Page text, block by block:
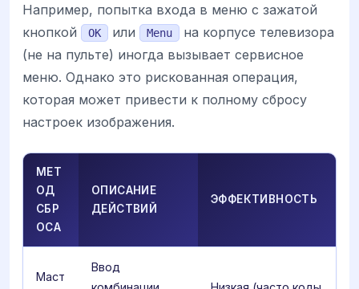
Например, попытка входа в меню с зажатой
кнопкой
OK или Menu
на корпусе телевизора
(не на пульте) иногда вызывает сервисное
меню. Однако это рискованная операция,
которая может привести к полному сбросу
настроек изображения.
МЕТ
ОД
СБР
ОСА
ОПИСАНИЕ
ДЕЙСТВИЙ
ЭФФЕКТИВНОСТЬ
Маст
Ввод